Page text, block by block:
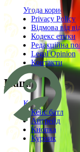
Угода
Privacy Policy
Відмова від
Кодекс етики
Редакційна
Legal Opinion
Контакти
Наші режими
Кейси
Кейс батл
Апгрейд
Кнопка
Курник